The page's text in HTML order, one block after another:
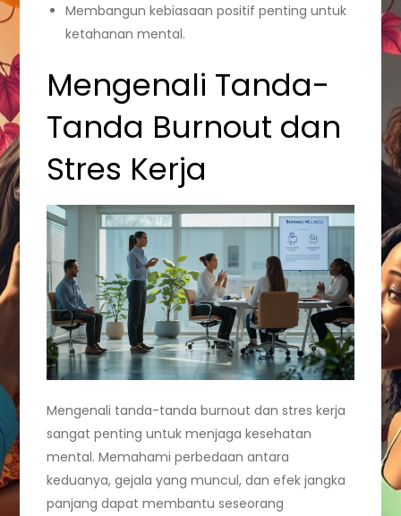
Membangun kebiasaan positif penting untuk
ketahanan mental.
Mengenali Tanda-
Tanda Burnout dan
Stres Kerja
Mengenali tanda-tanda burnout dan stres kerja
sangat penting untuk menjaga kesehatan
mental. Memahami perbedaan antara
keduanya, gejala yang muncul, dan efek jangka
panjang dapat membantu seseorang